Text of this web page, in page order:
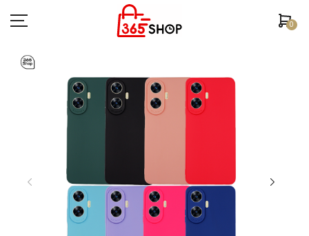
0
ตรวจสอบสถานะคำสั่งซื้อ
ยี่ห้อ/รุ่นมือถือ